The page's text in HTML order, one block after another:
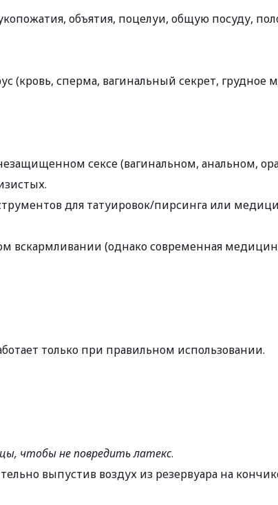
объятия, поцелуи, общую посуду,
сперма, вагинальный секрет, грудное
сексе (вагинальном, анальном,
для татуировок/пирсинга или
(однако современная
только при правильном использовании.
чтобы не повредить латекс.
выпустив воздух из резервуара на